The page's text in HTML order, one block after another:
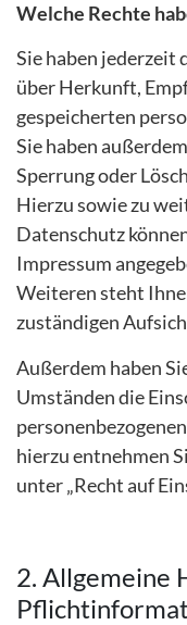
Welche Rechte
Sie haben jederzeit
über Herkunft,
gespeicherten
Sie haben
Sperrung oder
Hierzu sowie zu
Datenschutz
Impressum
Weiteren steht
zuständigen
Außerdem haben
Umständen die
hierzu entnehmen
unter „Recht auf
2. Allgemeine